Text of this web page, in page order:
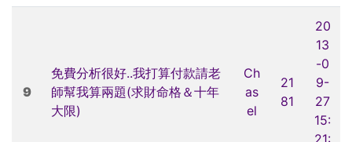
9
免費分析很好..我打算付款請老
師幫我算兩題(求財命格＆十年
大限)
Ch
as
el
21
81
20
13
-0
9-
27
15:
21: